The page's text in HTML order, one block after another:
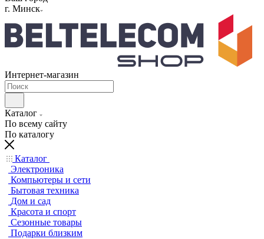
г. Минск
Интернет-магазин
Каталог
По всему сайту
По каталогу
Каталог
Электроника
Компьютеры и сети
Бытовая техника
Дом и сад
Красота и спорт
Сезонные товары
Подарки близким